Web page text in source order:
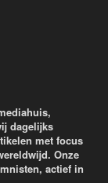
dagelijks
met focus
Onze
actief in